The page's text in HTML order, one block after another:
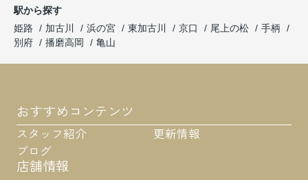
駅から探す
姫路
加古川 浜の宮 東加古川 京口 尾上の松
手柄
別府
播磨高岡 亀山
おすすめコンテンツ
スタッフ紹介
更新情報
ブログ
店舗情報